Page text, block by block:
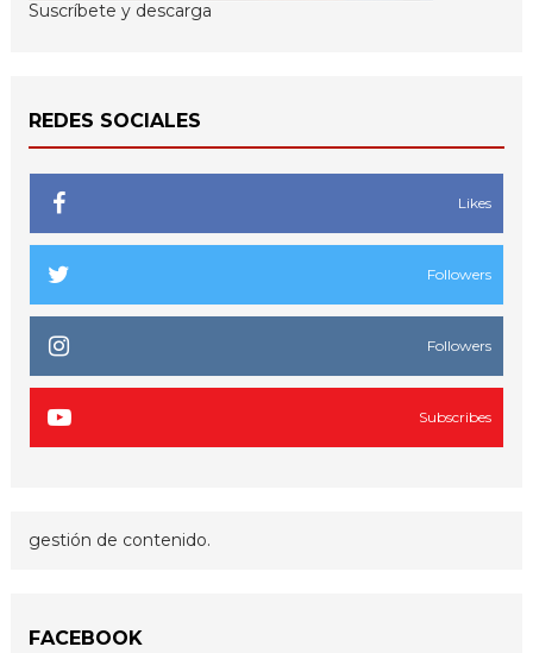
Suscríbete y descarga
REDES SOCIALES
Likes
Followers
Followers
Subscribes
gestión de contenido.
FACEBOOK